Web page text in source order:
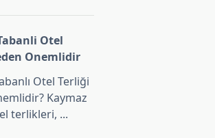
Otel
Onemlidir
Otel Terliği
Kaymaz
terlikleri, ...